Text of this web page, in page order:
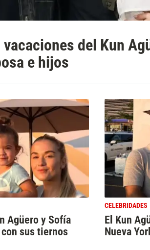
del Kun
e hijos
Agüero y Sofía
sus tiernos
CELEBRIDADES
El Kun
Nueva